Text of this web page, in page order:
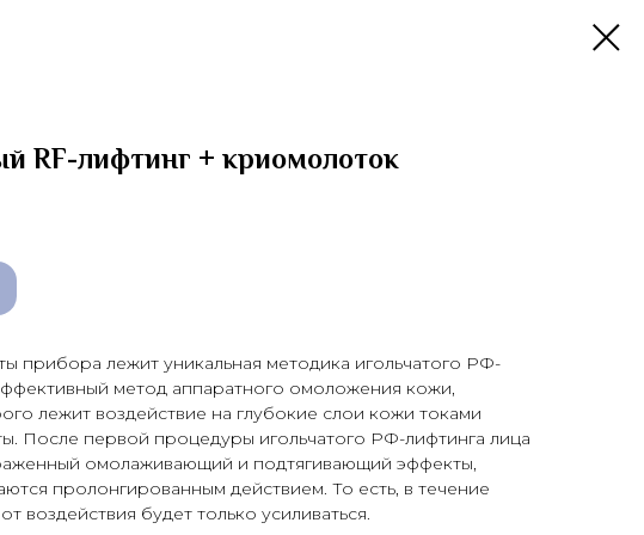
RF-лифтинг + криомолоток
прибора лежит уникальная методика игольчатого РФ-
метод аппаратного омоложения кожи,
лежит воздействие на глубокие слои кожи токами
После первой процедуры игольчатого РФ-лифтинга лица
омолаживающий и подтягивающий эффекты,
пролонгированным действием. То есть, в течение
воздействия будет только усиливаться.